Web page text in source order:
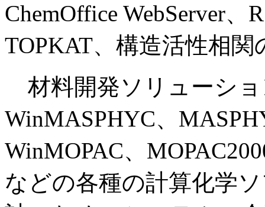
ChemOffice WebServer
TOPKAT、構造活性相
材料開発ソリューシ
WinMASPHYC、
WinMOPAC、
などの各種の計算化学